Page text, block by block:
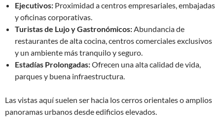
Ejecutivos: Proximidad a centros empresariales, embajadas
y oficinas corporativas.
Turistas de Lujo y Gastronómicos:Abundancia de
restaurantes de alta cocina, centros comerciales exclusivos
y un ambiente más tranquilo y seguro.
Estadías Prolongadas:Ofrecen una alta calidad de vida,
parques y buena infraestructura.
Las vistas aquí suelen ser hacia los cerros orientales o amplios
panoramas urbanos desde edificios elevados.